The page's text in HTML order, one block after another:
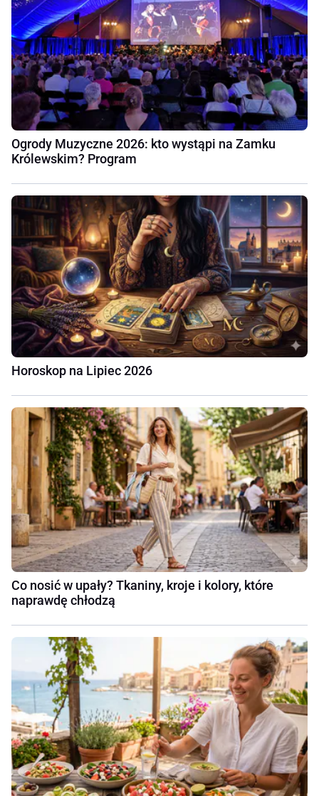
Ogrody Muzyczne 2026: kto wystąpi na Zamku
Królewskim? Program
Horoskop na Lipiec 2026
Co nosić w upały? Tkaniny, kroje i kolory, które
naprawdę chłodzą